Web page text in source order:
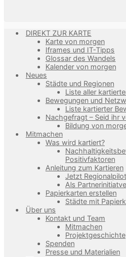
DIREKT ZUR KARTE
Karte von morgen
Iframes und IT-Tipps
Glossar des Wandels
Kalender von morgen
Neues
Städte und Regionen
Liste aller
Bewegungen und
Liste kartierter
Nachgefragt – Seid ihr
Bildung von
Mitmachen
Was wird kartiert?
Positivfaktoren
Anleitung zum Kartieren
Jetzt
Als
Papierkarten erstellen
Städte mit
Über uns
Kontakt und Team
Mitmachen
Projektgeschichte
Spenden
Presse und Materialien